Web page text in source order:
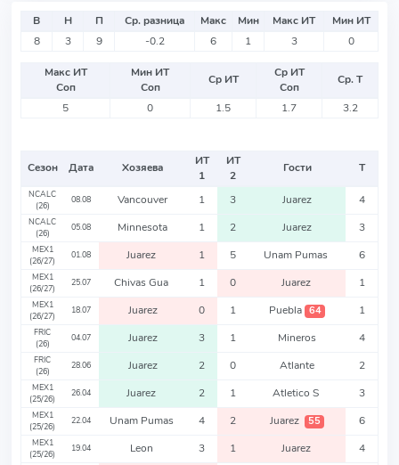
В Н П Ср. разница Макс Мин Макс ИТ
Мин ИТ
8
3 9 -0.2 6 1 3 0
Макс ИТ
Соп
Мин ИТ
Соп
Ср ИТ
Ср ИТ
Соп
Ср. Т
5
0 1.5 1.7 3.2
Сезон Дата Хозяева
ИТ
1
ИТ
2
Гости Т
NCALC
(26)
08.08 Vancouver 1 3 Juarez 4
NCALC
(26)
05.08 Minnesota 1 2 Juarez 3
MEX1
(26/27)
01.08 Juarez 1 5 Unam Pumas 6
MEX1
(26/27)
25.07 Chivas Gua 1 0 Juarez 1
MEX1
(26/27)
18.07 Juarez 0 1 Puebla 64 1
FRIC
(26)
04.07 Juarez 3 1 Mineros 4
FRIC
(26)
28.06 Juarez 2 0 Atlante 2
MEX1
(25/26)
26.04 Juarez 2 1 Atletico S 3
MEX1
(25/26)
22.04 Unam Pumas 4 2 Juarez 55 6
MEX1
(25/26)
19.04 Leon 3 1 Juarez 4